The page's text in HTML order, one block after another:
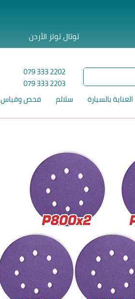
توتال تولز الأردن
079 333 2202
079 333 2203
العناية بالسيارة سلالم فحص وقياس